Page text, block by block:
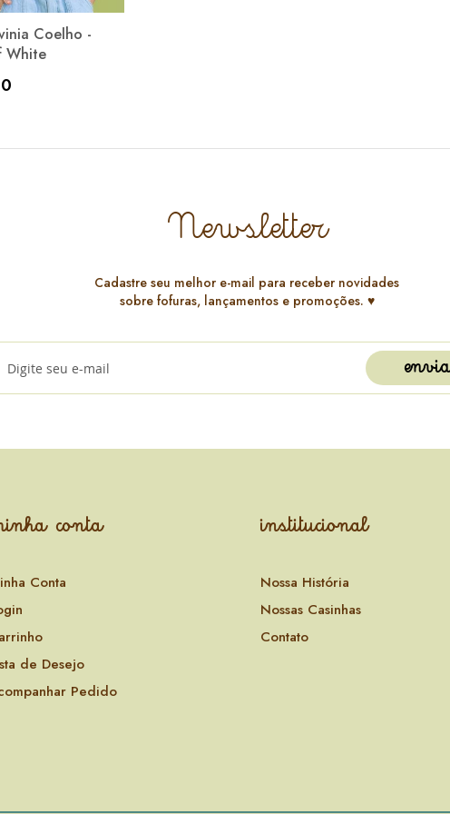
Coelho -
White
Newsletter
Cadastre seu melhor e-mail para receber novidades
sobre fofuras, lançamentos e promoções. ♥️
conta
Conta
de Desejo
Pedido
institucional
Nossa História
Nossas Casinhas
Contato